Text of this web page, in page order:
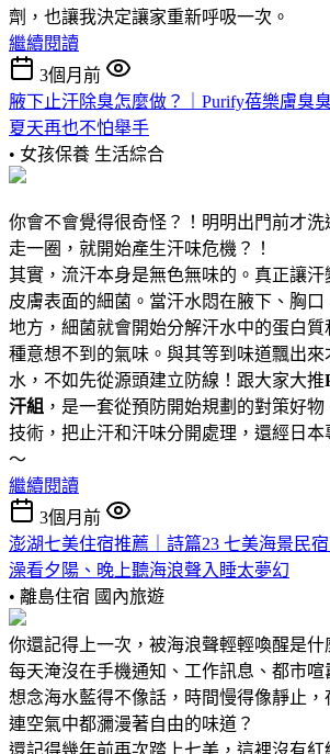
劑，也讓我決定讓家重新呼吸一次。
繼續閱讀
3個月前
腋下止汗除臭怎麼做？｜Purify蓓樂膚臭
夏天再也不怕舉手
• 女孩保養 生活綜合
你會不會覺得很奇怪？！明明出門前才
走一圈，就開始產生汗味危機？！
其實，流汗本身是無色無味的。真正讓
皮膚表面的細菌。當汗水悶在腋下、胸
地方，細菌就會開始分解汗水中的蛋白
種意想不到的氣味。與其等到味道飄出
水，不如先從源頭建立防線！跟大家大推
汗組 ，是一套從預防開始規劃的對策好
技術，把止汗和汗味分開處理，還經日
～
繼續閱讀
3個月前
澎湖七美住宿推薦｜詩篇23 七美海景民
澡看夕陽、晚上聽海浪聲入睡太夢幻
• 離島住宿 國內旅遊
你還記得上一次，被海浪聲輕輕喚醒是什
每天淹沒在手機通知、工作訊息、都市
想念海水藍得不像話，時間慢得像靜止，
連空氣中都瀰漫著自由的味道？
還記得幾年前再次踏上七美，這裡沒有